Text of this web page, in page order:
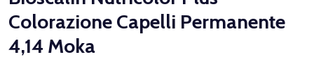
Colorazione Capelli Permanente
4,14 Moka